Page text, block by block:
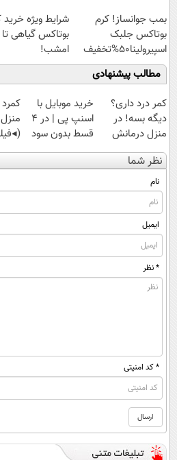
ویژه
بمب جوانساز! کرم
بوتاکس جلبک
اسپیرولینا50%تخفیف
شرایط ویژه خرید
بوتاکس گیاهی تا
امشب!
مطالب پیشنهادی
کمر درد داری؟
دیگه بسه! در
منزل درمانش
کن
(◀پرسش‌نامه)
خرید موبایل با
اسنپ پی | در ۴
قسط بدون سود
و کارمزد!
نظر شما
نام
ایمیل
* نظر
* کد امنیتی